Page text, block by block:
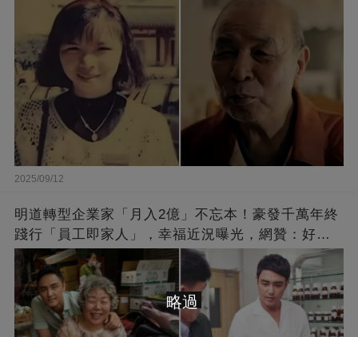
2025/09/12
明道轉型企業家「月入2億」不忘本！豪發千萬年終
踐行「員工即家人」，幸福近況曝光，網贊：好老
闆的福報
略過